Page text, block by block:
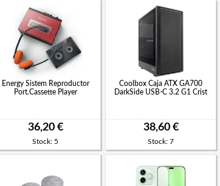
Energy Sistem Reproductor
Port.Cassette Player
36,20 €
Stock: 5
Coolbox Caja ATX GA700
DarkSide USB-C 3.2 G1 Crist
38,60 €
Stock: 7